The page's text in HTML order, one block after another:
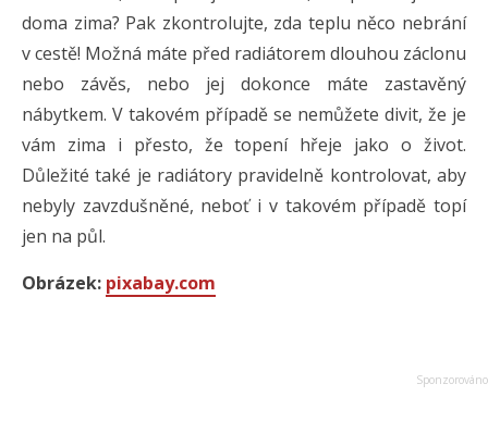
doma zima? Pak zkontrolujte, zda teplu něco nebrání
v cestě! Možná máte před radiátorem dlouhou záclonu
nebo závěs, nebo jej dokonce máte zastavěný
nábytkem. V takovém případě se nemůžete divit, že je
vám zima i přesto, že topení hřeje jako o život.
Důležité také je radiátory pravidelně kontrolovat, aby
nebyly zavzdušněné, neboť i v takovém případě topí
jen na půl.
Obrázek: pixabay.com